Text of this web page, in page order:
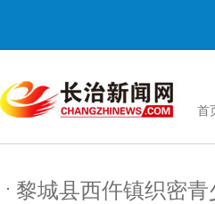
首
黎城县西仵镇织密